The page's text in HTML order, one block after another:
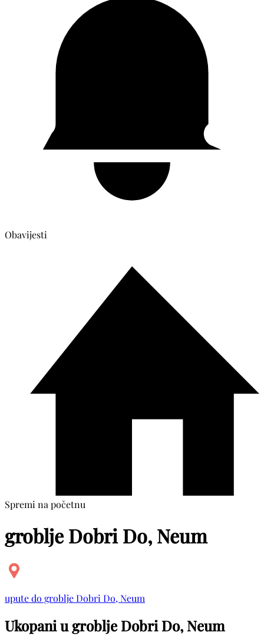
Obavijesti
Spremi na početnu
groblje Dobri Do, Neum
upute do groblje Dobri Do, Neum
Ukopani u groblje Dobri Do, Neum